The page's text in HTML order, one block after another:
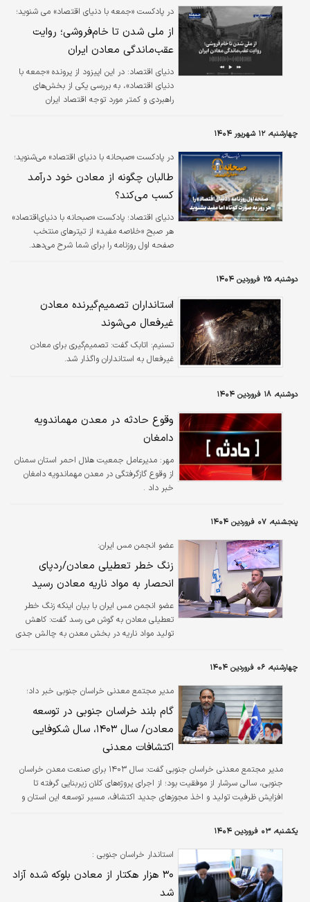
این معادن، با تاکید بر ضرورت تغییر نگرش
مستلزم اتخاذ رویکردی جامع برای فعال‌سازی این
معادن است. وی ایجاد بانک اطلاعاتی جامع از
بهره‌برداران ذی‌صلاح و سرمایه‌گذاران، در کنار
جمع‌آوری و تحلیل دقیق داده‌های فنی و
اقتصادی…
در پادکست «جمعه با دنیای اقتصاد» می شنوید؛
از ملی شدن تا خام‌فروشی؛ روایت
عقب‌ماندگی معادن ایران
دنیای اقتصاد: در این اپیزود از پرونده «جمعه با
دنیای اقتصاد»، به بررسی یکی از بخش‌های
راهبردی و کمتر مورد توجه اقتصاد ایران
چهارشنبه، ۱۲ شهریور ۱۴۰۴
در پادکست «صبحانه با دنیای اقتصاد» می‌شنوید؛
طالبان چگونه از معادن خود درآمد
کسب می‌کند؟
دنیای اقتصاد؛ پادکست «صبحانه با دنیای‌اقتصاد»
هر صبح «خلاصه مفید» از تیترهای منتخب
صفحه اول روزنامه را برای شما شرح می‌دهد.
دوشنبه، ۲۵ فروردین ۱۴۰۴
استانداران تصمیم‌گیرنده معادن
غیرفعال می‌شوند
تسنیم: اتابک‌ گفت: تصمیم‌گیری برای معادن
غیرفعال به استانداران واگذار شد.
دوشنبه، ۱۸ فروردین ۱۴۰۴
وقوع حادثه در معدن مهماندویه
دامغان
مهر: مدیرعامل جمعیت هلال احمر استان سمنان
از وقوع گازگرفتگی در معدن مهماندویه دامغان
خبر داد .
پنجشنبه، ۰۷ فروردین ۱۴۰۴
عضو انجمن مس ایران:
زنگ خطر تعطیلی معادن/ردپای
انحصار به مواد ناریه معادن رسید
عضو انجمن مس ایران با بیان اینکه زنگ خطر
تعطیلی معادن به گوش می رسد گفت: کاهش
تولید مواد ناریه در بخش معدن به چالش جدی‌
چهارشنبه، ۰۶ فروردین ۱۴۰۴
مدیر مجتمع معدنی خراسان جنوبی خبر داد؛
گام بلند خراسان جنوبی در توسعه
معادن/ سال ۱۴۰۳، سال شکوفایی
اکتشافات معدنی
مدیر مجتمع معدنی خراسان جنوبی گفت: سال ۱۴۰۳ برای صنعت معدن خراسان
جنوبی، سالی سرشار از موفقیت بود؛ از اجرای پروژه‌های کلان زیربنایی گرفته تا
افزایش ظرفیت تولید و اخذ مجوزهای جدید اکتشاف، مسیر توسعه این استان و
یکشنبه، ۰۳ فروردین ۱۴۰۴
استاندار خراسان جنوبی :
۳۰ هزار هکتار از معادن بلوکه شده آزاد
شد